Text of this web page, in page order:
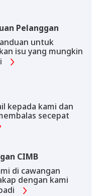
Pelanggan
untuk
isu yang mungkin
kepada kami dan
secepat
CIMB
di cawangan
dengan kami